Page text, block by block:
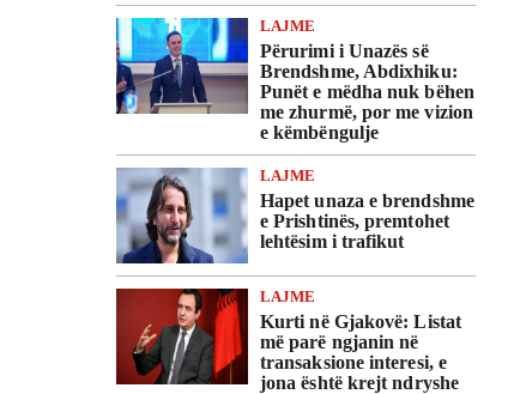
LAJME
Përurimi i Unazës së
Brendshme, Abdixhiku:
Punët e mëdha nuk bëhen
me zhurmë, por me vizion
e këmbëngulje
LAJME
Hapet unaza e brendshme
e Prishtinës, premtohet
lehtësim i trafikut
LAJME
Kurti në Gjakovë: Listat
më parë ngjanin në
transaksione interesi, e
jona është krejt ndryshe